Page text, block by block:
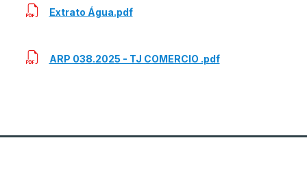
Extrato Água.pdf
ARP 038.2025 - TJ COMERCIO .pdf